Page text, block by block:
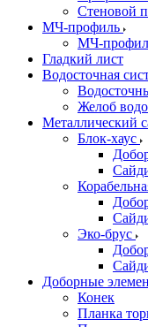
Стеновой
МЧ-профиль
МЧ-
Гладкий лист
Водосточная
Желоб
Металлический
Блок-хаус
Эко-брус
Доборные
Конек
Планка